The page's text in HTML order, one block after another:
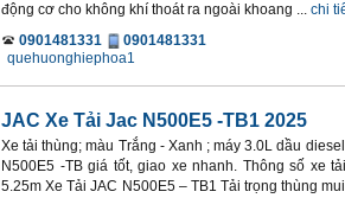
động cơ cho không khí thoát ra ngoài khoang ... chi
0901481331
0901481331
quehuonghiephoa1
JAC Xe Tải Jac N500E5 -TB1 2025
Xe tải thùng; màu Trắng - Xanh ; máy 3.0L dầu
N500E5 -TB giá tốt, giao xe nhanh. Thông số xe
5.25m Xe Tải JAC N500E5 – TB1 Tải trọng thùng